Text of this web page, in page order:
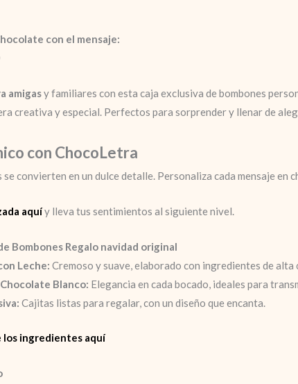
con el mensaje:
amigasy familiares con esta caja exclusiva de bombones
creativa y especial. Perfectos para sorprender y llenar de
con ChocoLetra
convierten en un dulce detalle. Personaliza cada mensaje en
aquíy lleva tus sentimientos al siguiente nivel.
Bombones Regalo navidad original
Leche: Cremoso y suave, elaborado con ingredientes de alta
Blanco: Elegancia en cada bocado, ideales para
Cajitas listas para regalar, con un diseño que encanta.
los ingredientes aquí